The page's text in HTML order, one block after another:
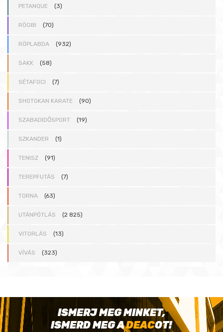
PETANQUE (3)
RÖGBI (70)
RÖPLABDA (932)
SAKK (58)
SÉTAFOCI (7)
SHOTOKAN KARATE (90)
SZABADIDŐSPORT (19)
SZKANDER (1)
TENISZ (91)
TEREPFUTÁS (7)
TORNA (63)
UTÁNPÓTLÁS (2 825)
VITORLÁS (13)
VÍVÁS (323)
ISMERJ MEG MINKET,
ISMERD MEG ADEACOT!